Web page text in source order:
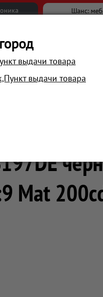
Шанс:
Монитор Asus 18.5"
Mat
выдачи товара
выдачи товара